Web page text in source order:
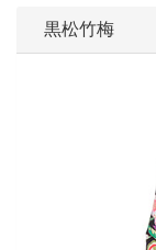
黒松竹梅